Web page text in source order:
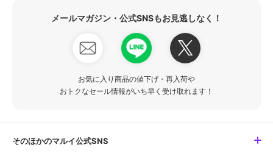
メールマガジン・公式SNSもお見逃しなく！
お気に入り商品の値下げ・再入荷や
おトクなセール情報がいち早く受け取れます！
そのほかのマルイ公式SNS